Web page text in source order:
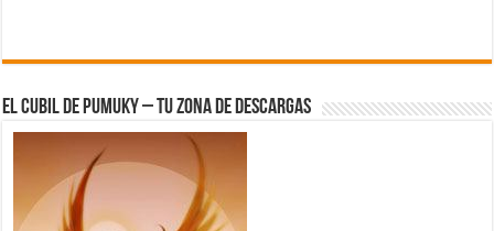
El Cubil de Pumuky – Tu zona de Descargas